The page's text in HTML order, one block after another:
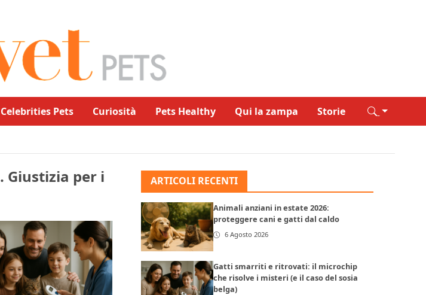
Celebrities Pets Curiosità Pets Healthy Qui la zampa Storie
Giustizia per i
ARTICOLI RECENTI
Animali anziani in estate 2026:
proteggere cani e gatti dal caldo
6 Agosto 2026
Gatti smarriti e ritrovati: il microchip
che risolve i misteri (e il caso del sosia
belga)